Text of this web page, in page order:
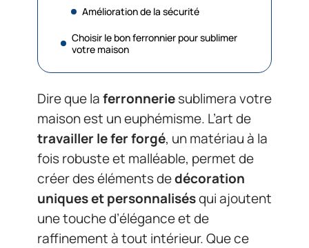
Amélioration de la sécurité
Choisir le bon ferronnier pour sublimer
votre maison
Dire que laferronneriesublimera votre
maison est un euphémisme. L’art de
travailler le fer forgé, un matériau à la
fois robuste et malléable, permet de
créer des éléments dedécoration
uniques et personnalisésqui ajoutent
une touche d’élégance et de
raffinement à tout intérieur. Que ce